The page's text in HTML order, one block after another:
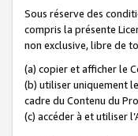
Sous réserve des
compris la présente
non exclusive, libre de
(a) copier et afficher le
(b) utiliser uniquement
cadre du Contenu du
(c) accéder à et utiliser